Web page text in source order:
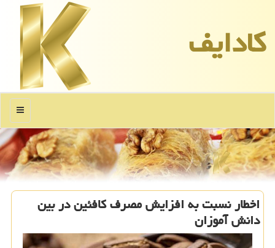
كادایف
منو
اخطار نسبت به افزایش مصرف کافئین در بین
دانش آموزان